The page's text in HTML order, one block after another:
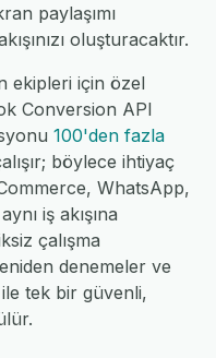
paylaşımı
oluşturacaktır.
ekipleri için özel
Conversion API
100'den fazla
böylece ihtiyaç
WhatsApp,
iş akışına
çalışma
denemeler ve
tek bir güvenli,